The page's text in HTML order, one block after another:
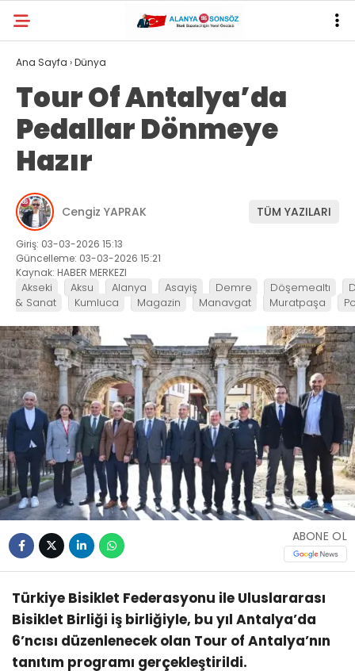
30.3°
YAZARLAR
Ana Sayfa ›Dünya
Tour Of Antalya’da
Pedallar Dönmeye
Hazır
Cengiz YAPRAK TÜM YAZILARI
Giriş: 03-03-2026 15:13
Güncelleme: 03-03-2026 15:21
Kaynak: HABER MERKEZI
Akseki Aksu Alanya Asayiş Demre Döşemealtı
& Sanat
Kumluca Magazin Manavgat Muratpaşa
ABONE OL
Türkiye Bisiklet Federasyonu ile Uluslararası
Bisiklet Birliği iş birliğiyle, bu yıl Antalya’da
6’ncısı düzenlenecek olan Tour of Antalya’nın
tanıtım programı gerçekleştirildi.